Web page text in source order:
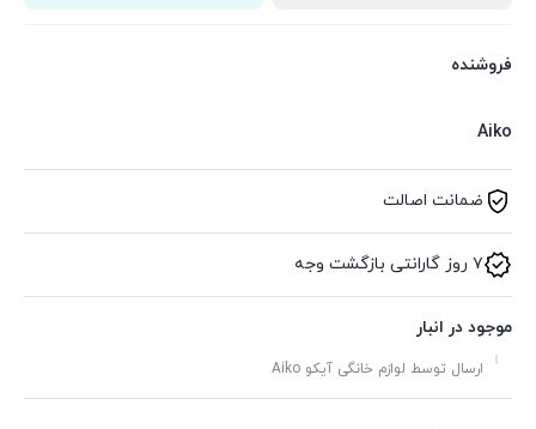
فروشنده
Aiko
ضمانت اصالت
۷ روز گارانتی بازگشت وجه
موجود در انبار
ارسال توسط لوازم خانگی آیکو Aiko